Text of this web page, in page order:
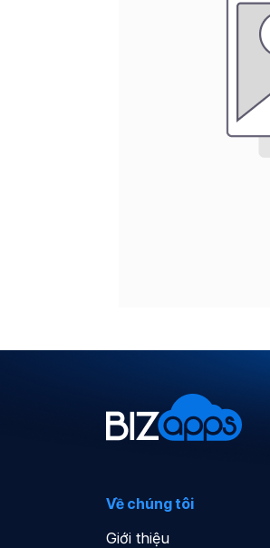
Về chúng tôi
Giới thiệu